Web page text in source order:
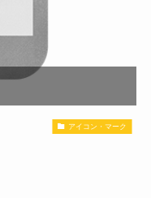
アイコン・マーク